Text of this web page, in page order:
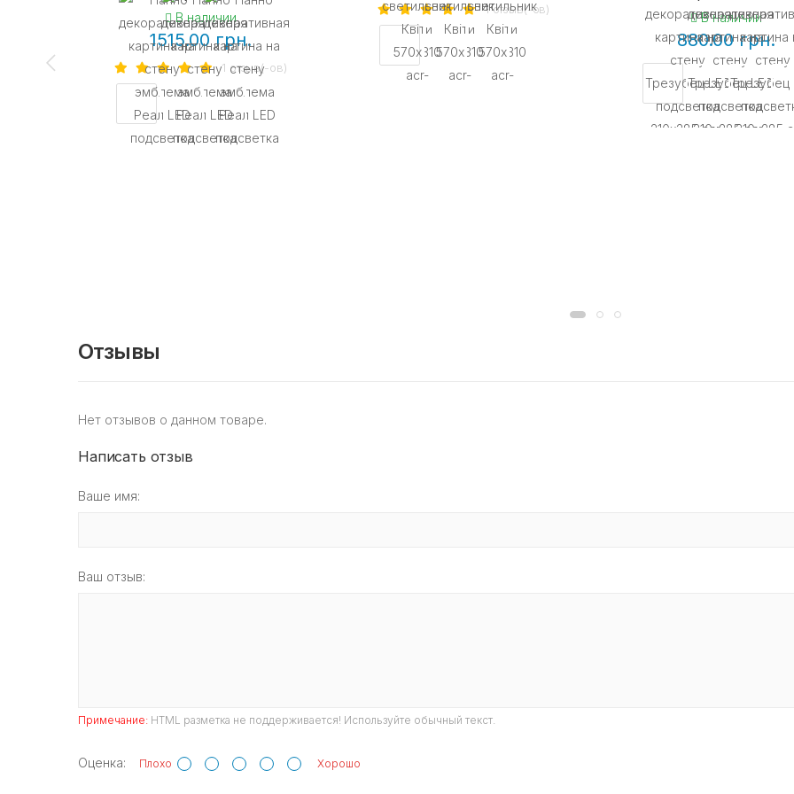
В наличии
1515.00 грн.
1 отзыв(-ов)
1 отзыв(-ов)
В наличии
880.00 грн.
Отзывы
Нет отзывов о данном товаре.
Написать отзыв
Ваше имя:
Ваш отзыв:
Примечание: HTML разметка не поддерживается! Используйте обычный текст.
Оценка: Плохо Хорошо